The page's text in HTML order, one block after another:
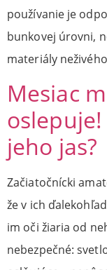
používanie je
bunkovej úrovni,
materiály
Mesiac
jeho jas?
Začiatočnícki
že v ich
im oči žiaria od
nebezpečné: